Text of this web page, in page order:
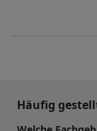
Häufig